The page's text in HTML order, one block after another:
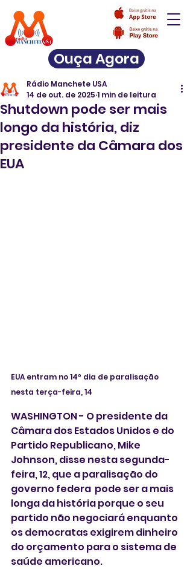
Ouça Agora
Shutdown pode ser mais
longo da história, diz
presidente da Câmara dos
EUA
Rádio Manchete USA
14 de out. de 2025 1 min de leitura
EUA entram no 14º dia de paralisação
nesta terça-feira, 14
WASHINGTON - O presidente da
Câmara dos Estados Unidos e do
Partido Republicano, Mike
Johnson, disse nesta segunda-
feira, 12, que a paralisação do
governo federa  pode ser a mais
longa da história porque o seu
partido não negociará enquanto
os democratas exigirem dinheiro
do orçamento para o sistema de
saúde americano.